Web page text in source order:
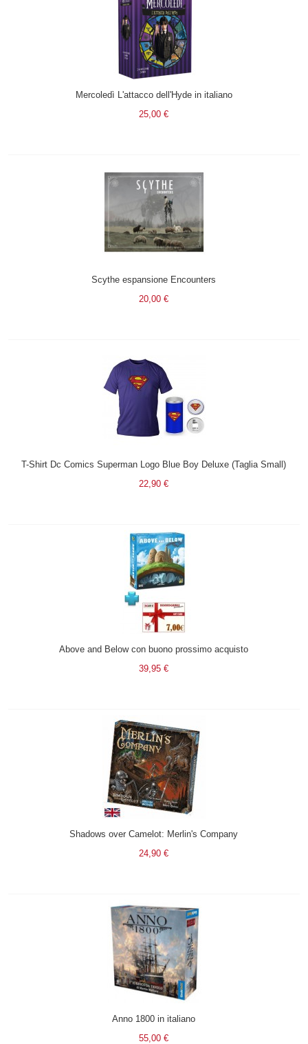
Mercoledì L'attacco dell'Hyde in italiano
25,00 €
Scythe espansione Encounters
20,00 €
T-Shirt Dc Comics Superman Logo Blue Boy Deluxe (Taglia Small)
22,90 €
Above and Below con buono prossimo acquisto
39,95 €
Shadows over Camelot: Merlin's Company
24,90 €
Anno 1800 in italiano
55,00 €